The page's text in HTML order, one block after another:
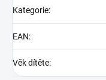
Kategorie:
EAN:
Věk dítěte: